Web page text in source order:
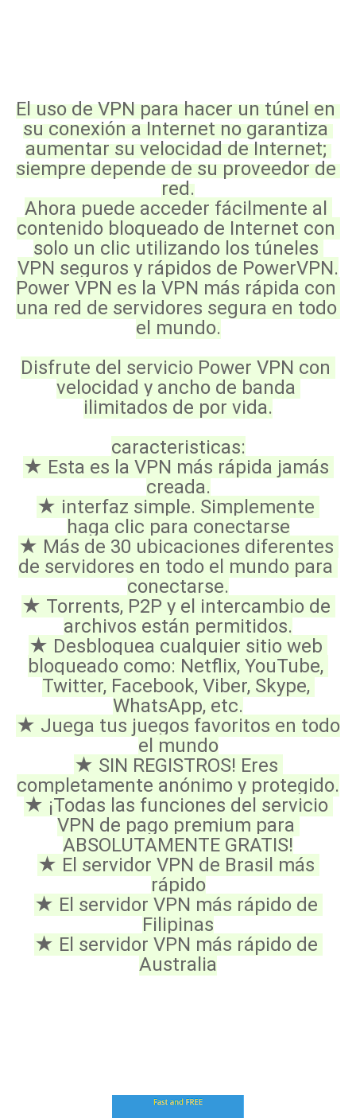
El uso de VPN para hacer un túnel en
su conexión a Internet no garantiza
aumentar su velocidad de Internet;
siempre depende de su proveedor de
red.
Ahora puede acceder fácilmente al
contenido bloqueado de Internet con
solo un clic utilizando los túneles
VPN seguros y rápidos de PowerVPN.
Power VPN es la VPN más rápida con
una red de servidores segura en todo
el mundo.
Disfrute del servicio Power VPN con
velocidad y ancho de banda
ilimitados de por vida.
caracteristicas:
★ Esta es la VPN más rápida jamás
creada.
★ interfaz simple. Simplemente
haga clic para conectarse
★ Más de 30 ubicaciones diferentes
de servidores en todo el mundo para
conectarse.
★ Torrents, P2P y el intercambio de
archivos están permitidos.
★ Desbloquea cualquier sitio web
bloqueado como: Netflix, YouTube,
Twitter, Facebook, Viber, Skype,
WhatsApp, etc.
★ Juega tus juegos favoritos en todo
el mundo
★ SIN REGISTROS! Eres
completamente anónimo y protegido.
★ ¡Todas las funciones del servicio
VPN de pago premium para
ABSOLUTAMENTE GRATIS!
★ El servidor VPN de Brasil más
rápido
★ El servidor VPN más rápido de
Filipinas
★ El servidor VPN más rápido de
Australia